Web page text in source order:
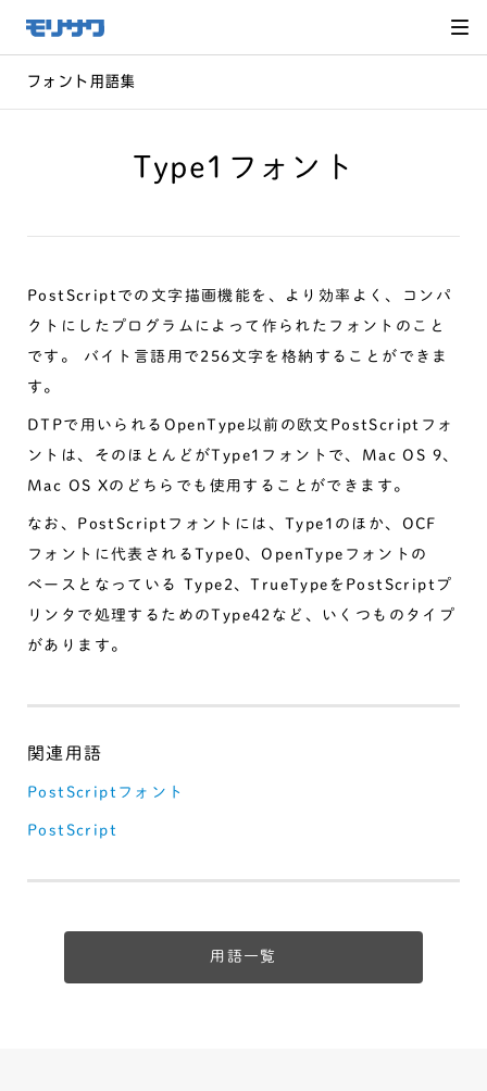
メ
ニュー
飛ばし
へ移動
フォント用語集
Type1フォント
PostScriptでの文字描画機能を、より効率よく、コンパ
クトにしたプログラムによって作られたフォントのこと
です。 バイト言語用で256文字を格納することができま
す。
DTPで用いられるOpenType以前の欧文PostScriptフォ
ントは、そのほとんどがType1フォントで、Mac OS 9、
Mac OS Xのどちらでも使用することができます。
なお、PostScriptフォントには、Type1のほか、OCF
フォントに代表されるType0、OpenTypeフォントの
ベースとなっている Type2、TrueTypeをPostScriptプ
リンタで処理するためのType42など、いくつものタイプ
があります。
PostScriptフォント
PostScript
用語一覧